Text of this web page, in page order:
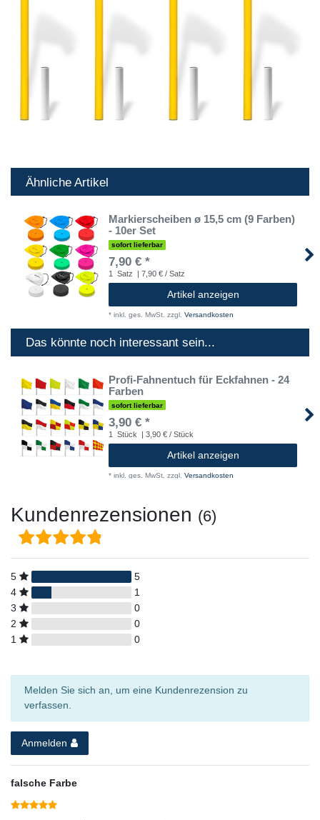
Ähnliche Artikel
Markierscheiben ø 15,5 cm (9 Farben)
- 10er Set
sofort lieferbar
7,90 € *
1 Satz | 7,90 € / Satz
Artikel anzeigen
* inkl. ges. MwSt. zzgl. Versandkosten
Das könnte noch interessant sein...
Profi-Fahnentuch für Eckfahnen - 24
Farben
sofort lieferbar
3,90 € *
1 Stück | 3,90 € / Stück
Artikel anzeigen
* inkl. ges. MwSt. zzgl. Versandkosten
Kundenrezensionen (6)
5
5
4
1
3
0
2
0
1
0
Melden Sie sich an, um eine Kundenrezension zu
verfassen.
Anmelden
falsche Farbe